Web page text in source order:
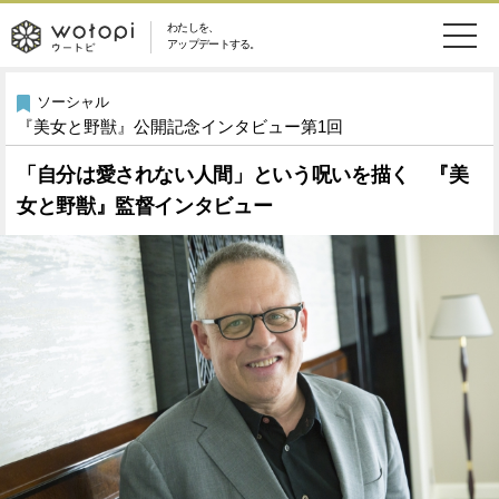
わたしを、
アップデートする。
wotopi
-
ウ
ー
メ
ー
恋愛・結婚
美容・コスメ 妊娠・出産
健康
ライフスタイル ファッション
ソーシャル SDGs
アイテム
検
索
ウートピとは？
ソーシャル
『美女と野獣』公開記念インタビュー第1回
「自分は愛されない人間」という呪いを描く 『美
女と野獣』監督インタビュー